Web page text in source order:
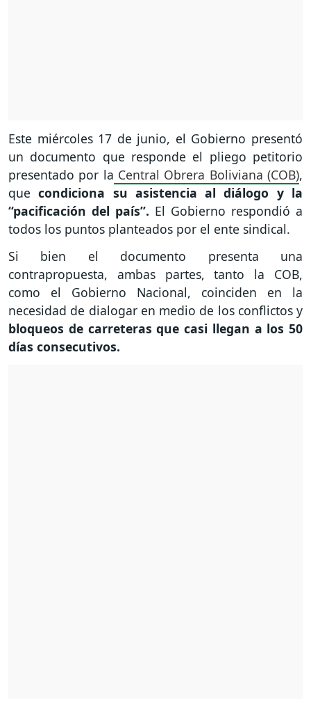
Este miércoles 17 de junio, el Gobierno presentó
un documento que responde el pliego petitorio
presentado por la Central Obrera Boliviana (COB),
quecondiciona su asistencia al diálogo y la
“pacificación del país”. El Gobierno respondió a
todos los puntos planteados por el ente sindical.
Si bien el documento presenta una
contrapropuesta, ambas partes, tanto la COB,
como el Gobierno Nacional, coinciden en la
necesidad de dialogar en medio de los conflictos y
bloqueos de carreteras que casi llegan a los 50
días consecutivos.